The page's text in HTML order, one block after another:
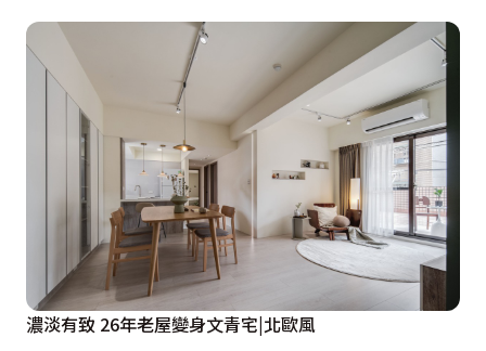
濃淡有致 26年老屋變身文青宅|北歐風